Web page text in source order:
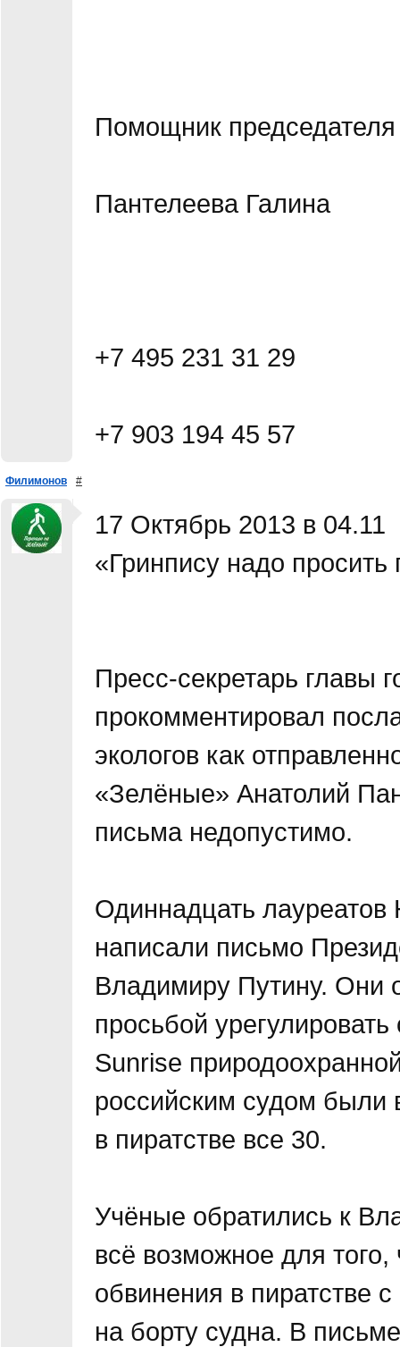
Помощник
Пантелеева Галина
+7 495 231 31 29
+7 903 194 45 57
Филимонов #
17 Октябрь 2013 в 04.11
«Гринпису надо
Пресс-секретарь главы
прокомментировал
экологов как
«Зелёные» Анатолий
письма недопустимо.
Одиннадцать лауреатов
написали письмо
Владимиру Путину. Они
просьбой
Sunrise
российским судом были
в пиратстве все 30.
Учёные обратились к
всё возможное для
обвинения в пиратстве
на борту судна. В